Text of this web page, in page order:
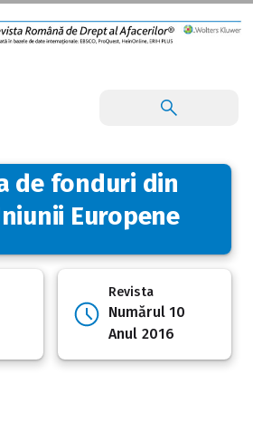
de fonduri din
Europene
Revista
Numărul 10
Anul 2016